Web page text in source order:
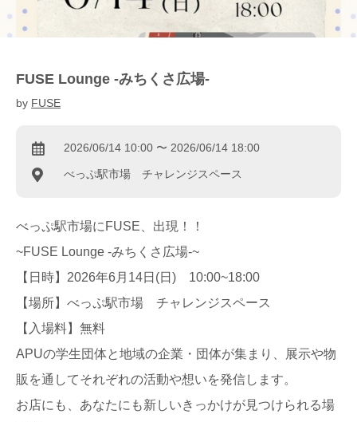
FUSE Lounge -みちくさ広場-
by FUSE
2026/06/14 10:00 〜 2026/06/14 18:00
べっぷ駅市場 チャレンジスペース
べっぷ駅市場にFUSE、出現！！
~FUSE Lounge -みちくさ広場-~
【日時】2026年6月14日(日) 10:00~18:00
【場所】べっぷ駅市場 チャレンジスペース
【入場料】無料
APUの学生団体と地域の企業・団体が集まり、展示や物
販を通してそれぞれの活動や想いを発信します。
お店にも、あなたにも新しいきっかけが見つけられる場